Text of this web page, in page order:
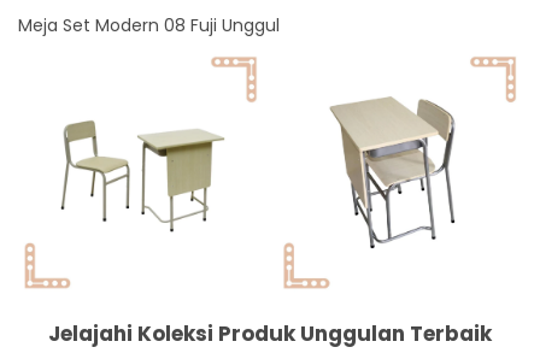
Meja Set Modern 08 Fuji Unggul
Jelajahi Koleksi Produk Unggulan Terbaik